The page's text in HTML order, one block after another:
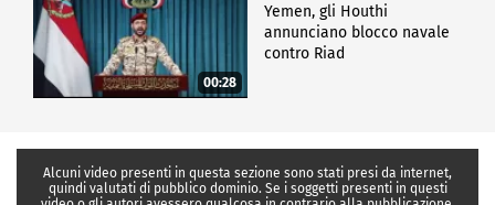
00:28
Yemen, gli Houthi
annunciano blocco navale
contro Riad
Alcuni video presenti in questa sezione sono stati presi da internet,
quindi valutati di pubblico dominio. Se i soggetti presenti in questi